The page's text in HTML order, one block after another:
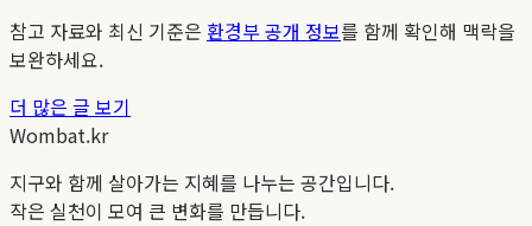
참고 자료와 최신 기준은 환경부 공개 정보를 함께 확인해 맥락을
보완하세요.
더 많은 글 보기
Wombat.kr
지구와 함께 살아가는 지혜를 나누는 공간입니다.
작은 실천이 모여 큰 변화를 만듭니다.